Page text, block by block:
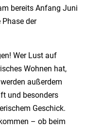
bereits Anfang Juni
der
Wer Lust auf
Wohnen hat,
außerdem
und besonders
Geschick.
– ob beim